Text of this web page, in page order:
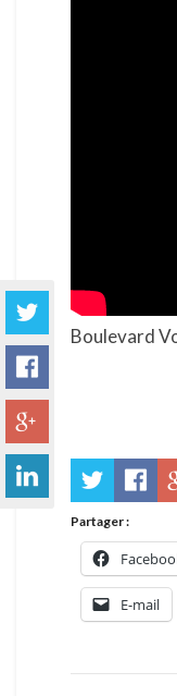
Boulevard
Partager :
E-mail